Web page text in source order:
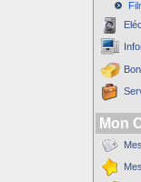
Mon